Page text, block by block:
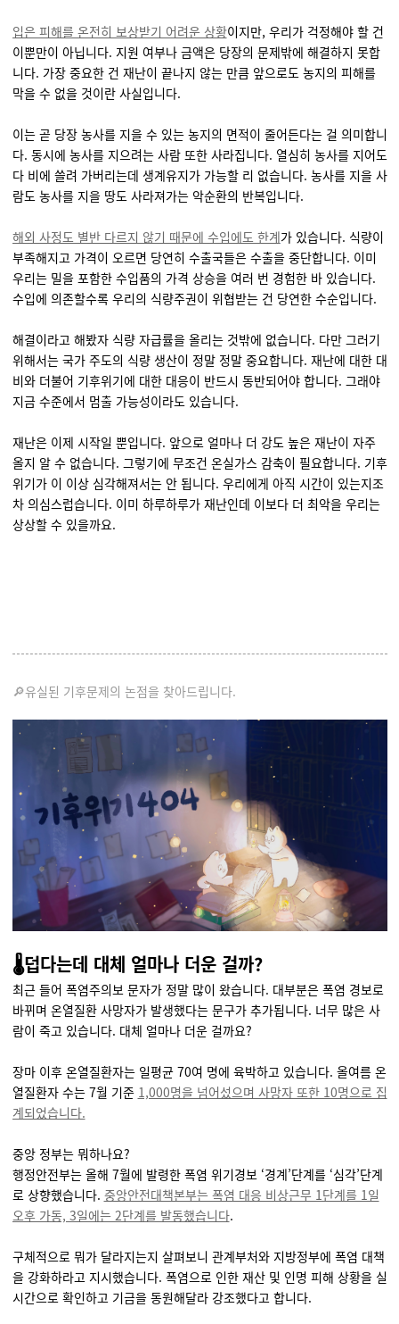
입은 피해를 온전히 보상받기 어려운 상황이지만, 우리가 걱정해야 할 건
이뿐만이 아닙니다. 지원 여부나 금액은 당장의 문제밖에 해결하지 못합
니다. 가장 중요한 건 재난이 끝나지 않는 만큼 앞으로도 농지의 피해를
막을 수 없을 것이란 사실입니다.
이는 곧 당장 농사를 지을 수 있는 농지의 면적이 줄어든다는 걸 의미합니
다. 동시에 농사를 지으려는 사람 또한 사라집니다. 열심히 농사를 지어도
다 비에 쓸려 가버리는데 생계유지가 가능할 리 없습니다. 농사를 지을 사
람도 농사를 지을 땅도 사라져가는 악순환의 반복입니다.
해외 사정도 별반 다르지 않기 때문에 수입에도 한계가 있습니다. 식량이
부족해지고 가격이 오르면 당연히 수출국들은 수출을 중단합니다. 이미
우리는 밀을 포함한 수입품의 가격 상승을 여러 번 경험한 바 있습니다.
수입에 의존할수록 우리의 식량주권이 위협받는 건 당연한 수순입니다.
해결이라고 해봤자 식량 자급률을 올리는 것밖에 없습니다. 다만 그러기
위해서는 국가 주도의 식량 생산이 정말 정말 중요합니다. 재난에 대한 대
비와 더불어 기후위기에 대한 대응이 반드시 동반되어야 합니다. 그래야
지금 수준에서 멈출 가능성이라도 있습니다.
재난은 이제 시작일 뿐입니다. 앞으로 얼마나 더 강도 높은 재난이 자주
올지 알 수 없습니다. 그렇기에 무조건 온실가스 감축이 필요합니다. 기후
위기가 이 이상 심각해져서는 안 됩니다. 우리에게 아직 시간이 있는지조
차 의심스럽습니다. 이미 하루하루가 재난인데 이보다 더 최악을 우리는
상상할 수 있을까요.
🔎유실된 기후문제의 논점을 찾아드립니다.
🌡️덥다는데 대체 얼마나 더운 걸까?
최근 들어 폭염주의보 문자가 정말 많이 왔습니다. 대부분은 폭염 경보로
바뀌며 온열질환 사망자가 발생했다는 문구가 추가됩니다. 너무 많은 사
람이 죽고 있습니다. 대체 얼마나 더운 걸까요?
장마 이후 온열질환자는 일평균 70여 명에 육박하고 있습니다. 올여름 온
열질환자 수는 7월 기준 1,000명을 넘어섰으며 사망자 또한 10명으로 집
계되었습니다.
중앙 정부는 뭐하나요?
행정안전부는 올해 7월에 발령한 폭염 위기경보 ‘경계’단계를 ‘심각’단계
로 상향했습니다. 중앙안전대책본부는 폭염 대응 비상근무 1단계를 1일
오후 가동, 3일에는 2단계를 발동했습니다.
구체적으로 뭐가 달라지는지 살펴보니 관계부처와 지방정부에 폭염 대책
을 강화하라고 지시했습니다. 폭염으로 인한 재산 및 인명 피해 상황을 실
시간으로 확인하고 기금을 동원해달라 강조했다고 합니다.